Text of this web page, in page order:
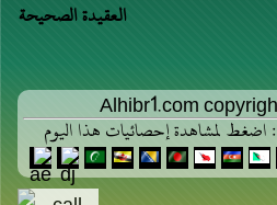
العقيدة الصحيحة
Alhibr1.com
: اضغط لمشاهدة إحصائيات هذا اليوم